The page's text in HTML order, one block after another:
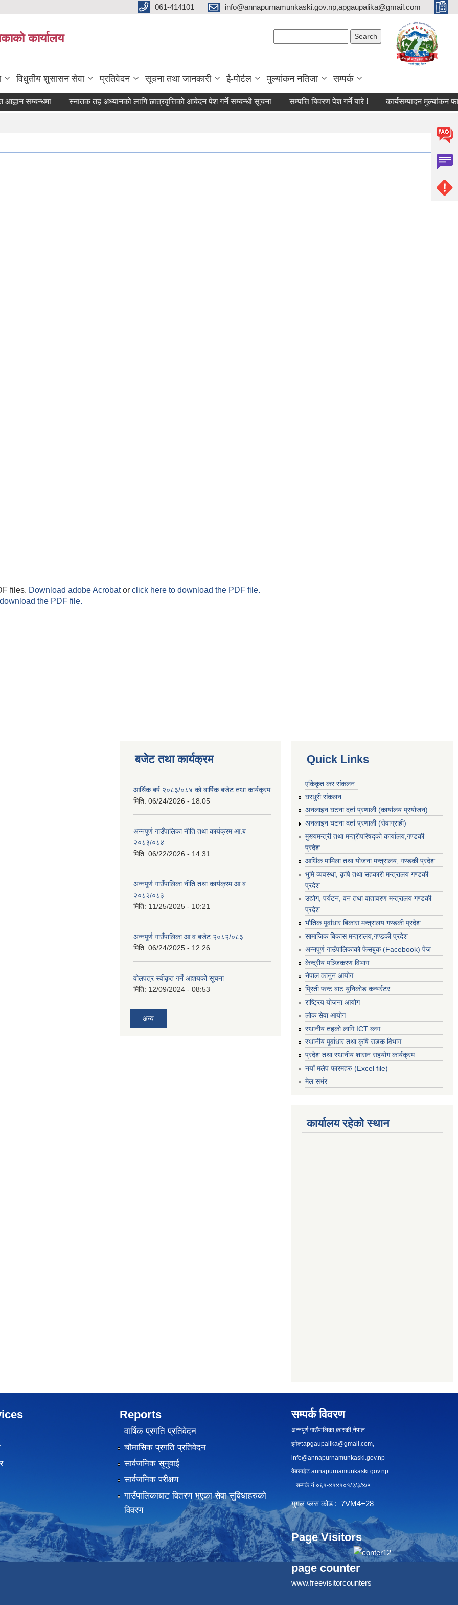
061-414101 info@annapurnamunkaski.gov.np,apgaupalika@gmail.com
कार्यालय
विधुतीय शुसासन सेवा प्रतिवेदन सूचना तथा जानकारी ई-पोर्टल मुल्यांकन नतिजा सम्पर्क
सम्बन्धमा स्नातक तह अध्यानको लागि छात्रवृत्तिको आबेदन पेश गर्ने सम्बन्धी सूचना सम्पत्ति बिवरण पेश गर्ने बारे ! कार्यसम्पादन मुल्यांकन फारम
files. Download adobe Acrobator click here to download the PDF file.
the PDF file.
बजेट तथा कार्यक्रम
आर्थिक बर्ष २०८३/०८४ को बार्षिक बजेट तथा कार्यक्रम
मिति: 06/24/2026 - 18:05
अन्नपूर्ण गाउँपालिका नीति तथा कार्यक्रम आ.ब
२०८३/०८४
मिति: 06/22/2026 - 14:31
अन्नपूर्ण गाउँपालिका नीति तथा कार्यक्रम आ.ब
२०८२/०८३
मिति: 11/25/2025 - 10:21
अन्नपूर्ण गाउँपालिका आ.व बजेट २०८२/०८३
मिति: 06/24/2025 - 12:26
वोलपत्र स्वीकृत गर्ने आशयको सूचना
मिति: 12/09/2024 - 08:53
अन्य
Quick Links
एकिकृत कर संकलन
घरधुरी संकलन
अनलाइन घटना दर्ता प्रणाली (कार्यालय प्रयोजन)
अनलाइन घटना दर्ता प्रणाली (सेवाग्राही)
मुख्यमन्त्री तथा मन्त्रीपरिषद्को कार्यालय,गण्डकी
प्रदेश
आर्थिक मामिला तथा योजना मन्त्रालय, गण्डकी प्रदेश
भुमि व्यवस्था, कृषि तथा सहकारी मन्त्रालय गण्डकी
प्रदेश
उद्योग, पर्यटन, वन तथा वातावरण मन्त्रालय गण्डकी
प्रदेश
भौतिक पूर्वाधार बिकास मन्त्रालय गण्डकी प्रदेश
सामाजिक बिकास मन्त्रालय,गण्डकी प्रदेश
अन्नपूर्ण गाउँपालिकाको फेसबुक (Facebook) पेज
केन्द्रीय पञ्जिकरण विभाग
नेपाल कानुन आयोग
प्रिती फन्ट बाट युनिकोड कन्भर्रटर
राष्ट्रिय योजना आयोग
लोक सेवा आयोग
स्थानीय तहको लागि ICT ब्लग
स्थानीय पूर्वाधार तथा कृषि सडक विभाग
प्रदेश तथा स्थानीय शासन सहयोग कार्यक्रम
नयाँ मलेप फारमहरु (Excel file)
मेल सर्भर
कार्यालय रहेको स्थान
Reports
वार्षिक प्रगति प्रतिवेदन
चौमासिक प्रगति प्रतिवेदन
सार्वजनिक सुनुवाई
सार्वजनिक परीक्षण
गाउँपालिकाबाट वितरण भएका सेवा सुविधाहरुको
विवरण
सम्पर्क विवरण
अन्नपूर्ण गाउँपालिका,कास्की,नेपाल
इमेल:apgaupalika@gmail.com
info@annapurnamunkaski.gov.np
वेबसाईट:annapurnamunkaski.gov.np
सम्पर्क नं:०६१-४१४१०१/२/३/४/५
गुगल प्लस कोड : 7VM4+28
Page Visitors
page counter
www.freevisitorcounters